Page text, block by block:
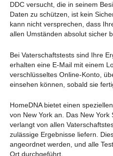
DDC versucht, die in seinem
Daten zu schützen, ist kein
kann nicht versprechen, dass
allen Umständen absolut sicher
Bei Vaterschaftstests sind Ihre
erhalten eine E-Mail mit einem
verschlüsseltes Online-Konto,
einsehen können, sobald sie
HomeDNA bietet einen
von New York an. Das New
verlangt von allen
zulässige Ergebnisse liefern.
angeordnet werden, und alle
Ort durchgeführt.